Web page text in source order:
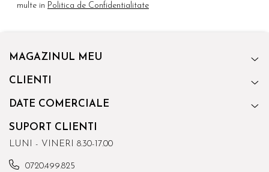
multe in Politica de Confidentialitate
MAGAZINUL MEU
CLIENTI
DATE COMERCIALE
SUPORT CLIENTI
LUNI - VINERI 8.30-17.00
0720.499.825